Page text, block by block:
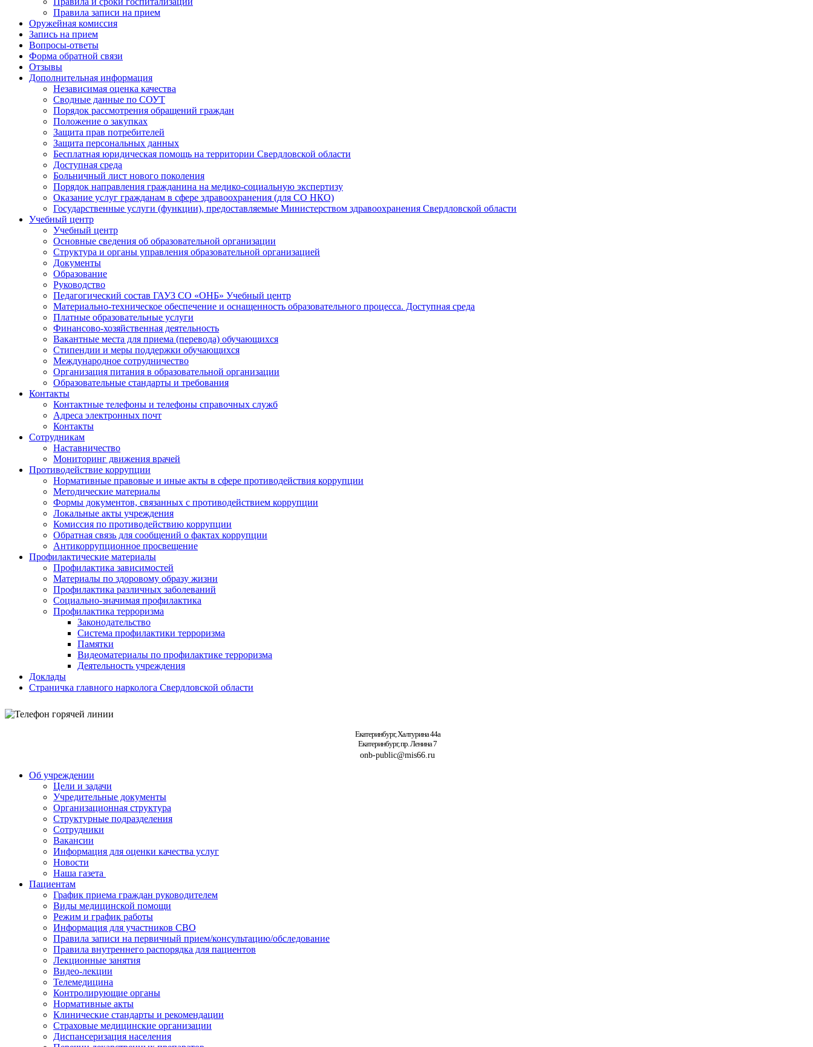
Правила записи на прием
Оружейная комиссия
Запись на прием
Вопросы-ответы
Форма обратной связи
Отзывы
Дополнительная информация
Независимая оценка качества
Сводные данные по СОУТ
Порядок рассмотрения обращений граждан
Положение о закупках
Защита прав потребителей
Защита персональных данных
Бесплатная юридическая помощь на территории Свердловской области
Доступная среда
Больничный лист нового поколения
Порядок направления гражданина на медико-социальную экспертизу
Оказание услуг гражданам в сфере здравоохранения (для СО НКО)
Государственные услуги (функции), предоставляемые Министерством здравоохранения Свердловской области
Учебный центр
Учебный центр
Основные сведения об образовательной организации
Структура и органы управления образовательной организацией
Документы
Образование
Руководство
Педагогический состав ГАУЗ СО «ОНБ» Учебный центр
Материально-техническое обеспечение и оснащенность образовательного процесса. Доступная среда
Платные образовательные услуги
Финансово-хозяйственная деятельность
Вакантные места для приема (перевода) обучающихся
Стипендии и меры поддержки обучающихся
Международное сотрудничество
Организация питания в образовательной организации
Образовательные стандарты и требования
Контакты
Контактные телефоны и телефоны справочных служб
Адреса электронных почт
Контакты
Сотрудникам
Наставничество
Мониторинг движения врачей
Противодействие коррупции
Нормативные правовые и иные акты в сфере противодействия коррупции
Методические материалы
Формы документов, связанных с противодействием коррупции
Локальные акты учреждения
Комиссия по противодействию коррупции
Обратная связь для сообщений о фактах коррупции
Антикоррупционное просвещение
Профилактические материалы
Профилактика зависимостей
Материалы по здоровому образу жизни
Профилактика различных заболеваний
Социально-значимая профилактика
Профилактика терроризма
Законодательство
Система профилактики терроризма
Памятки
Видеоматериалы по профилактике терроризма
Деятельность учреждения
Доклады
Страничка главного нарколога Свердловской области
Екатеринбург, Халтурина 44а
Екатеринбург, пр. Ленина 7
onb-public@mis66.ru
Об учреждении
Цели и задачи
Учредительные документы
Организационная структура
Структурные подразделения
Сотрудники
Вакансии
Информация для оценки качества услуг
Новости
​​Наша газета
Пациентам
График приема граждан руководителем
Виды медицинской помощи
Режим и график работы
Информация для участников СВО
Правила записи на первичный прием/консультацию/обследование
Правила внутреннего распорядка для пациентов
Лекционные занятия
Видео-лекции
Телемедицина
Контролирующие органы
Нормативные акты
Клинические стандарты и рекомендации
Страховые медицинские организации
Диспансеризация населения